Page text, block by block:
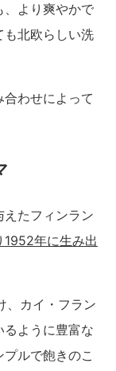
、より爽やかで
も北欧らしい洗
わせによって
たフィンラン
1952年に生み出
、カイ・フラン
るように豊富な
ルで飽きのこ